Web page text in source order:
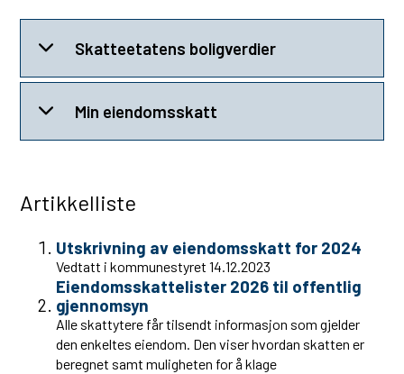
Skatteetatens boligverdier
Min eiendomsskatt
Artikkelliste
Utskrivning av eiendomsskatt for 2024
Vedtatt i kommunestyret 14.12.2023
Eiendomsskattelister 2026 til offentlig
gjennomsyn
Alle skattytere får tilsendt informasjon som gjelder
den enkeltes eiendom. Den viser hvordan skatten er
beregnet samt muligheten for å klage